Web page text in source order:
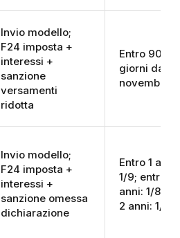
Invio modello;
F24 imposta +
interessi +
sanzione
versamenti
ridotta
Entro 90
giorni dal
novembre
Invio modello;
F24 imposta +
interessi +
sanzione omessa
dichiarazione
Entro 1
1/9; entro 2
anni: 1/8;
2 anni: 1/7